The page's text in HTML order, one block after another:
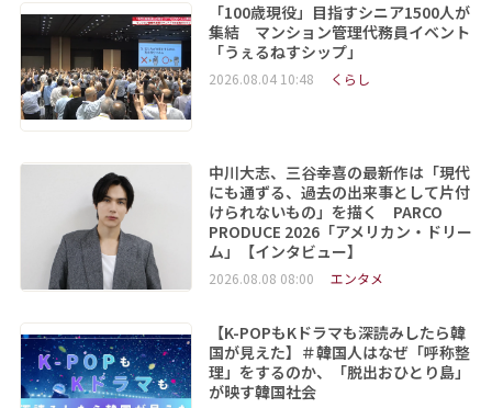
「100歳現役」目指すシニア1500人が
集結 マンション管理代務員イベント
「うぇるねすシップ」
2026.08.04 10:48 くらし
中川大志、三谷幸喜の最新作は「現代
にも通ずる、過去の出来事として片付
けられないもの」を描く PARCO
PRODUCE 2026「アメリカン・ドリー
ム」【インタビュー】
2026.08.08 08:00 エンタメ
【K-POPもKドラマも深読みしたら韓
国が見えた】＃韓国人はなぜ「呼称整
理」をするのか、「脱出おひとり島」
が映す韓国社会